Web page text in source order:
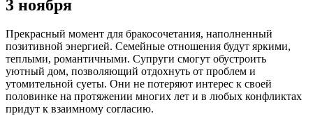
3 ноября
Прекрасный момент для бракосочетания, наполненный
позитивной энергией. Семейные отношения будут яркими,
теплыми, романтичными. Супруги смогут обустроить
уютный дом, позволяющий отдохнуть от проблем и
утомительной суеты. Они не потеряют интерес к своей
половинке на протяжении многих лет и в любых конфликтах
придут к взаимному согласию.